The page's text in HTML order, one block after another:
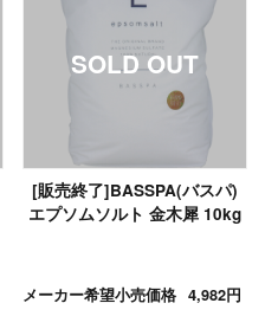
[販売終了]BASSPA(バスパ)
エプソムソルト 金木犀 10kg
メーカー希望小売価格 4,982円